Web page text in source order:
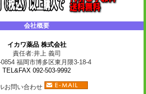
会社概要
イカワ薬品 株式会社
責任者:井上 義司
福岡市博多区東月隈3-18-4
TEL&FAX 092-503-9992
お問い合わせ